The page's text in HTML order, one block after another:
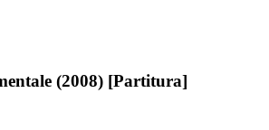
(2008) [Partitura]